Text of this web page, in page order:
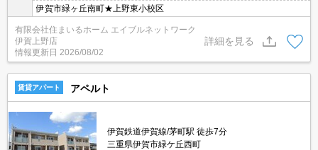
伊賀市緑ヶ丘南町★上野東小校区
有限会社住まいるホーム エイブルネットワーク
伊賀上野店
情報更新日 2026/08/02
詳細を見る
賃貸アパート アペルト
伊賀鉄道伊賀線/茅町駅 徒歩7分
三重県伊賀市緑ケ丘西町